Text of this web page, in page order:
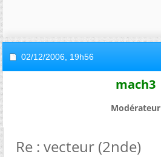
02/12/2006, 19h56
mach3
Modérateur
Re : vecteur (2nde)